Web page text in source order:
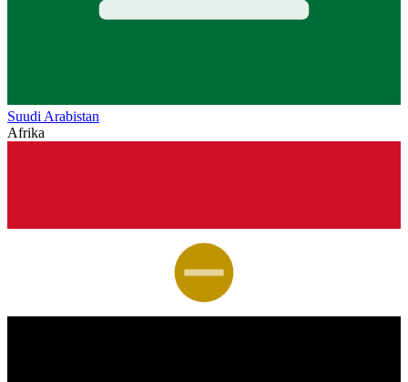
Suudi Arabistan
Afrika